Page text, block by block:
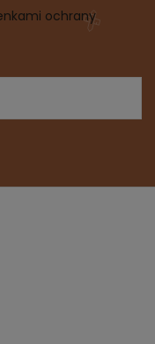
ochrany